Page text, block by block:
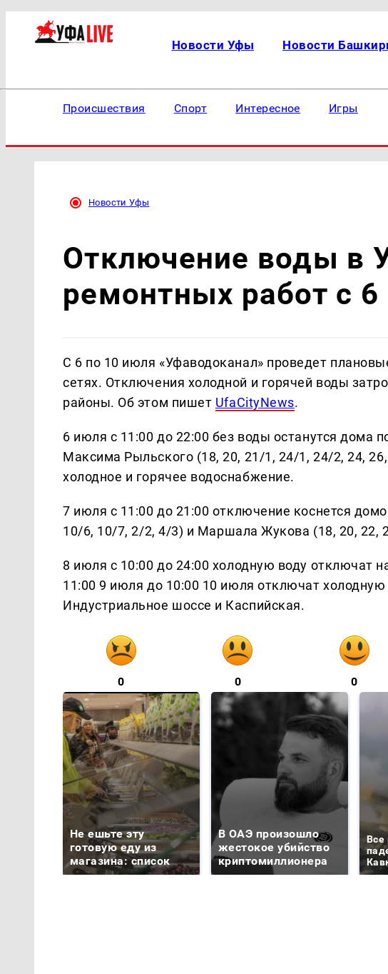
Новости Уфы Новости
Происшествия Спорт Интересное Игры
Новости Уфы
Отключение воды в
ремонтных работ с
С 6 по 10 июля «Уфаводоканал» проведет
сетях. Отключения холодной и горячей воды
районы. Об этом пишет UfaCityNews.
6 июля с 11:00 до 22:00 без воды останутся дома
Максима Рыльского (18, 20, 21/1, 24/1, 24/2, 24,
холодное и горячее водоснабжение.
7 июля с 11:00 до 21:00 отключение коснется
10/6, 10/7, 2/2, 4/3) и Маршала Жукова (18, 20, 22,
8 июля с 10:00 до 24:00 холодную воду отключат
11:00 9 июля до 10:00 10 июля отключат
Индустриальное шоссе и Каспийская.
0 0 0
Не ешьте эту
готовую еду из
магазина: список
В ОАЭ произошло
жестокое убийство
криптомиллионера
Все